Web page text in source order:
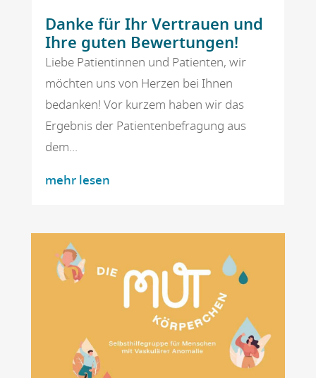
Danke für Ihr Vertrauen und
Ihre guten Bewertungen!
Liebe Patientinnen und Patienten, wir
möchten uns von Herzen bei Ihnen
bedanken! Vor kurzem haben wir das
Ergebnis der Patientenbefragung aus
dem...
mehr lesen